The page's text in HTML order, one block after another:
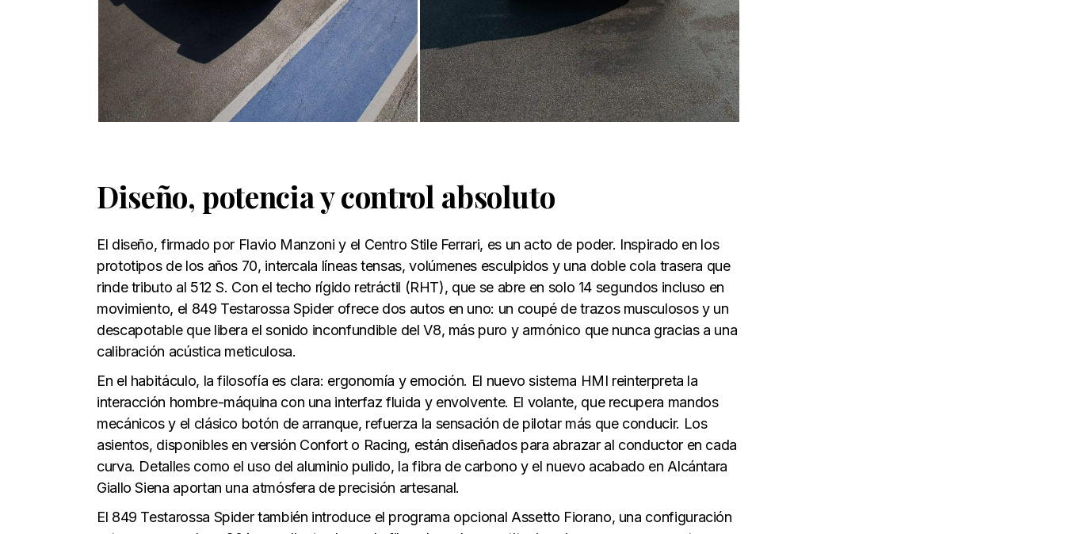
Diseño, potencia y control absoluto
El diseño, firmado por Flavio Manzoni y el Centro Stile Ferrari, es un acto de poder. Inspirado en los
prototipos de los años 70, intercala líneas tensas, volúmenes esculpidos y una doble cola trasera que
rinde tributo al 512 S. Con el techo rígido retráctil (RHT), que se abre en solo 14 segundos incluso en
movimiento, el 849 Testarossa Spider ofrece dos autos en uno: un coupé de trazos musculosos y un
descapotable que libera el sonido inconfundible del V8, más puro y armónico que nunca gracias a una
calibración acústica meticulosa.
En el habitáculo, la filosofía es clara: ergonomía y emoción. El nuevo sistema HMI reinterpreta la
interacción hombre-máquina con una interfaz fluida y envolvente. El volante, que recupera mandos
mecánicos y el clásico botón de arranque, refuerza la sensación de pilotar más que conducir. Los
asientos, disponibles en versión Confort o Racing, están diseñados para abrazar al conductor en cada
curva. Detalles como el uso del aluminio pulido, la fibra de carbono y el nuevo acabado en Alcántara
Giallo Siena aportan una atmósfera de precisión artesanal.
El 849 Testarossa Spider también introduce el programa opcional Assetto Fiorano, una configuración